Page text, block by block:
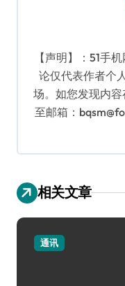
【声明】：51手
论仅代表作者个
场。如您发现内
至邮箱：
相关文章
通讯